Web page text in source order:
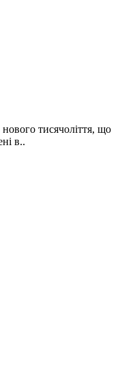
тисячоліття, що
в..